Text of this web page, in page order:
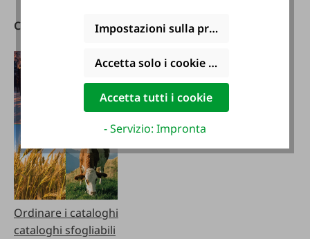
Cataloghi
Ordinare i cataloghi
cataloghi sfogliabili
Scarica l'app FAIE
Impostazioni sulla privacy
Accetta solo i cookie funzionali
Accetta tutti i cookie
- Servizio: Impronta